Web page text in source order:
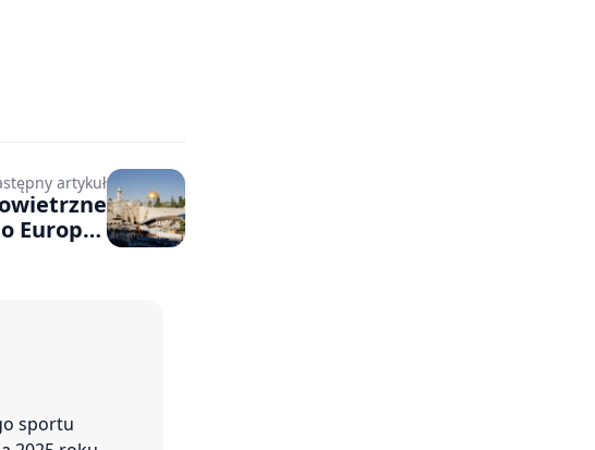
artykuł
Europy i
sportu